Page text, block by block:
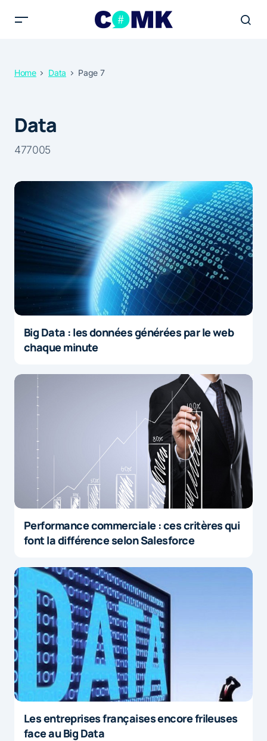
Home Data Page 7
Data
477005
Big Data : les données générées par le web
chaque minute
Performance commerciale : ces critères qui
font la différence selon Salesforce
Les entreprises françaises encore frileuses
face au Big Data